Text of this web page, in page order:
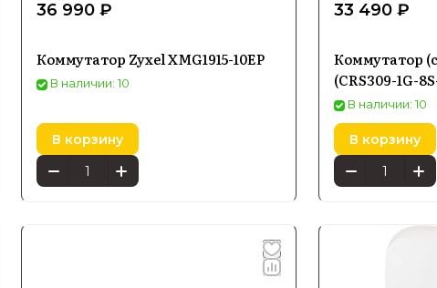
36 990 ₽
Коммутатор Zyxel XMG1915-10EP
В наличии: 10
В корзину
33 490 ₽
Коммутатор
(CRS309-1G-
В наличии: 10
В корзину